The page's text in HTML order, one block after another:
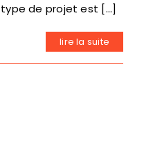
de projet est [...]
lire la suite